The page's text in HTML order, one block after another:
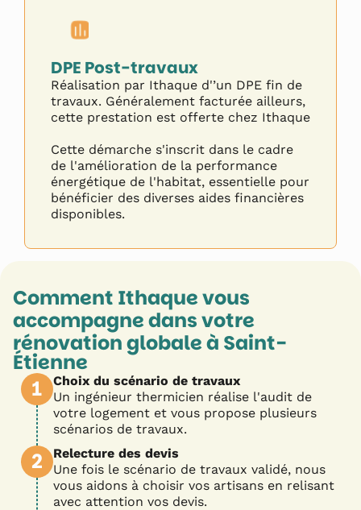
DPE Post-travaux
Réalisation par Ithaque d'’un DPE fin de
travaux. Généralement facturée ailleurs,
cette prestation est offerte chez Ithaque
Cette démarche s'inscrit dans le cadre
de l'amélioration de la performance
énergétique de l'habitat, essentielle pour
bénéficier des diverses aides financières
disponibles.
Comment Ithaque vous
accompagne dans votre
rénovation globale à Saint-
Étienne
1
Choix du scénario de travaux
Un ingénieur thermicien réalise l'audit de
votre logement et vous propose plusieurs
scénarios de travaux.
2
Relecture des devis
Une fois le scénario de travaux validé, nous
vous aidons à choisir vos artisans en relisant
avec attention vos devis.